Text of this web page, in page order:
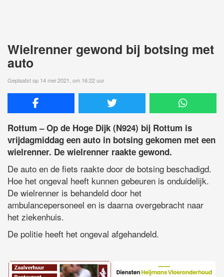
Wielrenner gewond bij botsing met
auto
Geplaatst op 14 mei 2021, om 16:22 uur
Rottum – Op de Hoge Dijk (N924) bij Rottum is
vrijdagmiddag een auto in botsing gekomen met een
wielrenner. De wielrenner raakte gewond.
De auto en de fiets raakte door de botsing beschadigd.
Hoe het ongeval heeft kunnen gebeuren is onduidelijk.
De wielrenner is behandeld door het
ambulancepersoneel en is daarna overgebracht naar
het ziekenhuis.
De politie heeft het ongeval afgehandeld.